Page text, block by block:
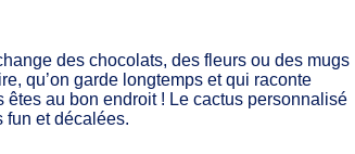
des chocolats, des fleurs ou des mugs
qu’on garde longtemps et qui raconte
au bon endroit ! Le cactus personnalisé
fun et décalées.